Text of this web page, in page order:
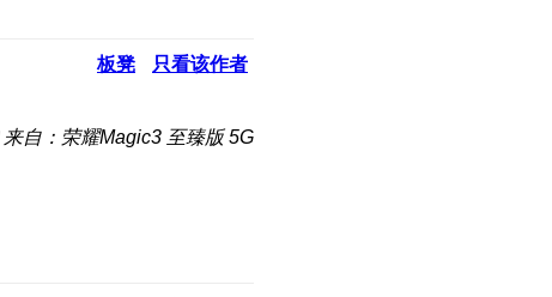
板凳 只看该作者
来自：荣耀Magic3 至臻版 5G